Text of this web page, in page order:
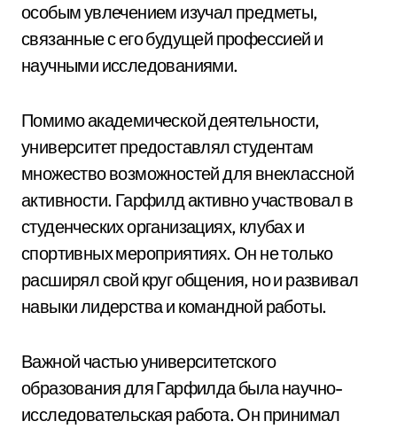
особым увлечением изучал предметы,
связанные с его будущей профессией и
научными исследованиями.
Помимо академической деятельности,
университет предоставлял студентам
множество возможностей для внеклассной
активности. Гарфилд активно участвовал в
студенческих организациях, клубах и
спортивных мероприятиях. Он не только
расширял свой круг общения, но и развивал
навыки лидерства и командной работы.
Важной частью университетского
образования для Гарфилда была научно-
исследовательская работа. Он принимал